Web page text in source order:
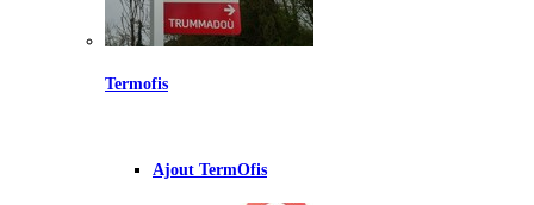
Termofis
Ajout TermOfis